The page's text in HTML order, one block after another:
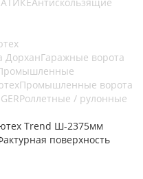
ДорханГаражные ворота
Промышленные ворота
Роллетные / рулонные
Trend Ш-2375мм
поверхность